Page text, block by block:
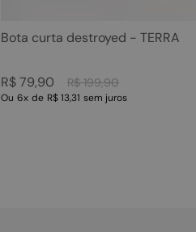
Bota curta destroyed - TERRA
R$ 199,90
R$79,90
Ou 6x de R$ 13,31 sem juros